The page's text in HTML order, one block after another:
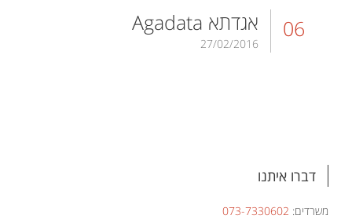
06 אגדתא Agadata
27/02/2016
דברו איתנו
משרדים: 073-7330602